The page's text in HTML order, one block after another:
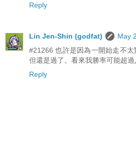
Reply
Lin Jen-Shin (godfat)
May
#21266 也許是因為一開始走不太
但還是過了。看來我勝率可能超過
Reply